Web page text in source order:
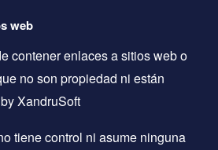
web
contener enlaces a sitios web o
no son propiedad ni están
XandruSoft
tiene control ni asume ninguna